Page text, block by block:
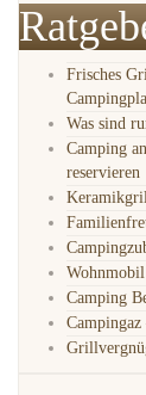
Frisches
Was sind
Camping
reservieren
Camping